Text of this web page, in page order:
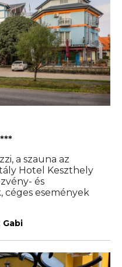
a szauna az
Hotel Keszthely
és
céges események
Gabi